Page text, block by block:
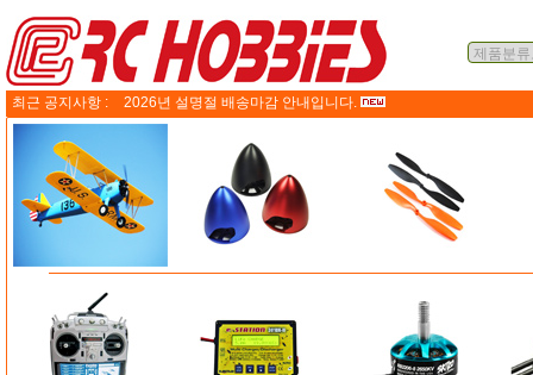
최근 공지사항 : 2026년 설명절 배송마감 안내입니다.